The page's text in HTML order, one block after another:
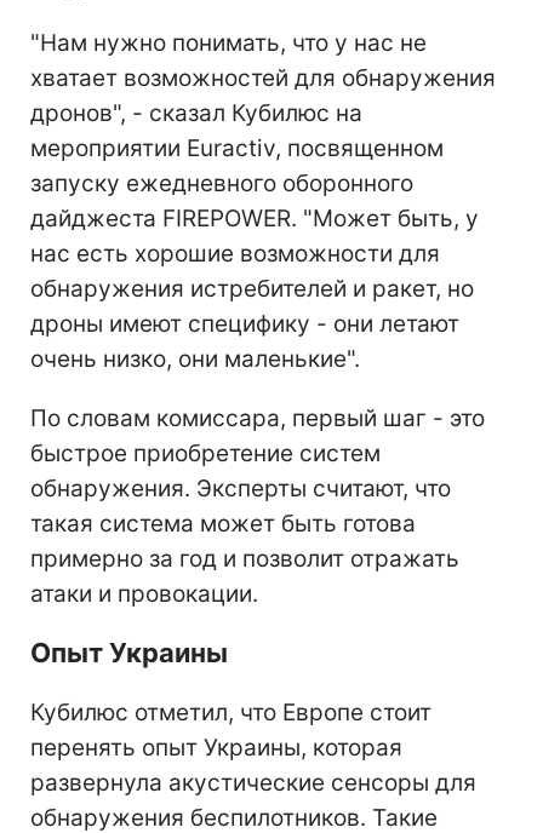
"Нам нужно понимать, что у нас не
хватает возможностей для обнаружения
дронов", - сказал Кубилюс на
мероприятии Euractiv, посвященном
запуску ежедневного оборонного
дайджеста FIREPOWER. "Может быть, у
нас есть хорошие возможности для
обнаружения истребителей и ракет, но
дроны имеют специфику - они летают
очень низко, они маленькие".
По словам комиссара, первый шаг - это
быстрое приобретение систем
обнаружения. Эксперты считают, что
такая система может быть готова
примерно за год и позволит отражать
атаки и провокации.
Опыт Украины
Кубилюс отметил, что Европе стоит
перенять опыт Украины, которая
развернула акустические сенсоры для
обнаружения беспилотников. Такие